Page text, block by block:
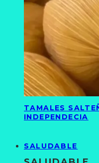
TAMALES
INDEPENDECIA
SALUDABLE